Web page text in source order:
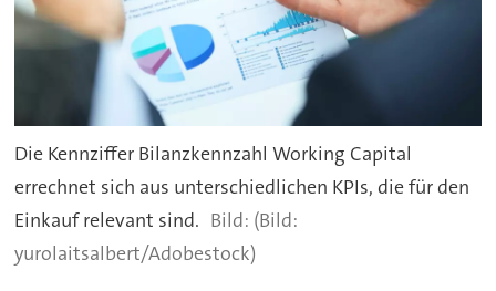
Die Kennziffer Bilanzkennzahl Working Capital
errechnet sich aus unterschiedlichen KPIs, die für den
Einkauf relevant sind.
(Bild:
yurolaitsalbert/Adobestock)